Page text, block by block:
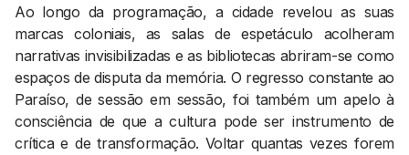
Ao longo da programação, a cidade revelou as suas
marcas coloniais, as salas de espetáculo acolheram
narrativas invisibilizadas e as bibliotecas abriram-se como
espaços de disputa da memória. O regresso constante ao
Paraíso, de sessão em sessão, foi também um apelo à
consciência de que a cultura pode ser instrumento de
crítica e de transformação. Voltar quantas vezes forem